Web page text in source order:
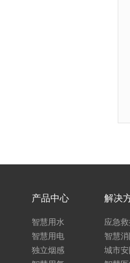
产品中心
智慧用水
智慧用电
独立烟感
解决
应急
智慧
城市